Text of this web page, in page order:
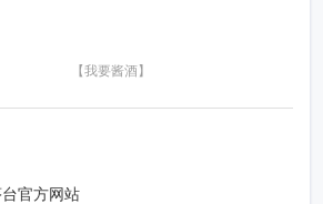
【我要酱酒】
官方网站